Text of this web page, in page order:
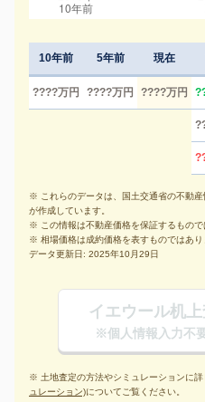
10年前 5年前 現在
????万円 ????万円 ????万円
※ これらのデータは、国土交通省の不動
が作成しています。
※ この情報は不動産価格を保証するもので
※ 相場価格は成約価格を表すものではあり
データ更新日: 2025年10月29日
イエウール机
※個人情報入力不
※ 土地査定の方法やシミュレーションに詳
ュレーション)についてご覧ください。